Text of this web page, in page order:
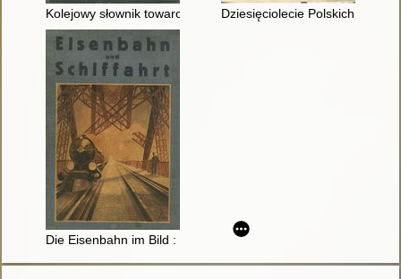
Kolejowy słownik towarowy polsko-francusko-niemiecki
Dziesięciolecie Polskich Kolei
Die Eisenbahn im Bild : Eine Bilderreihe aus aller Welt Erstef